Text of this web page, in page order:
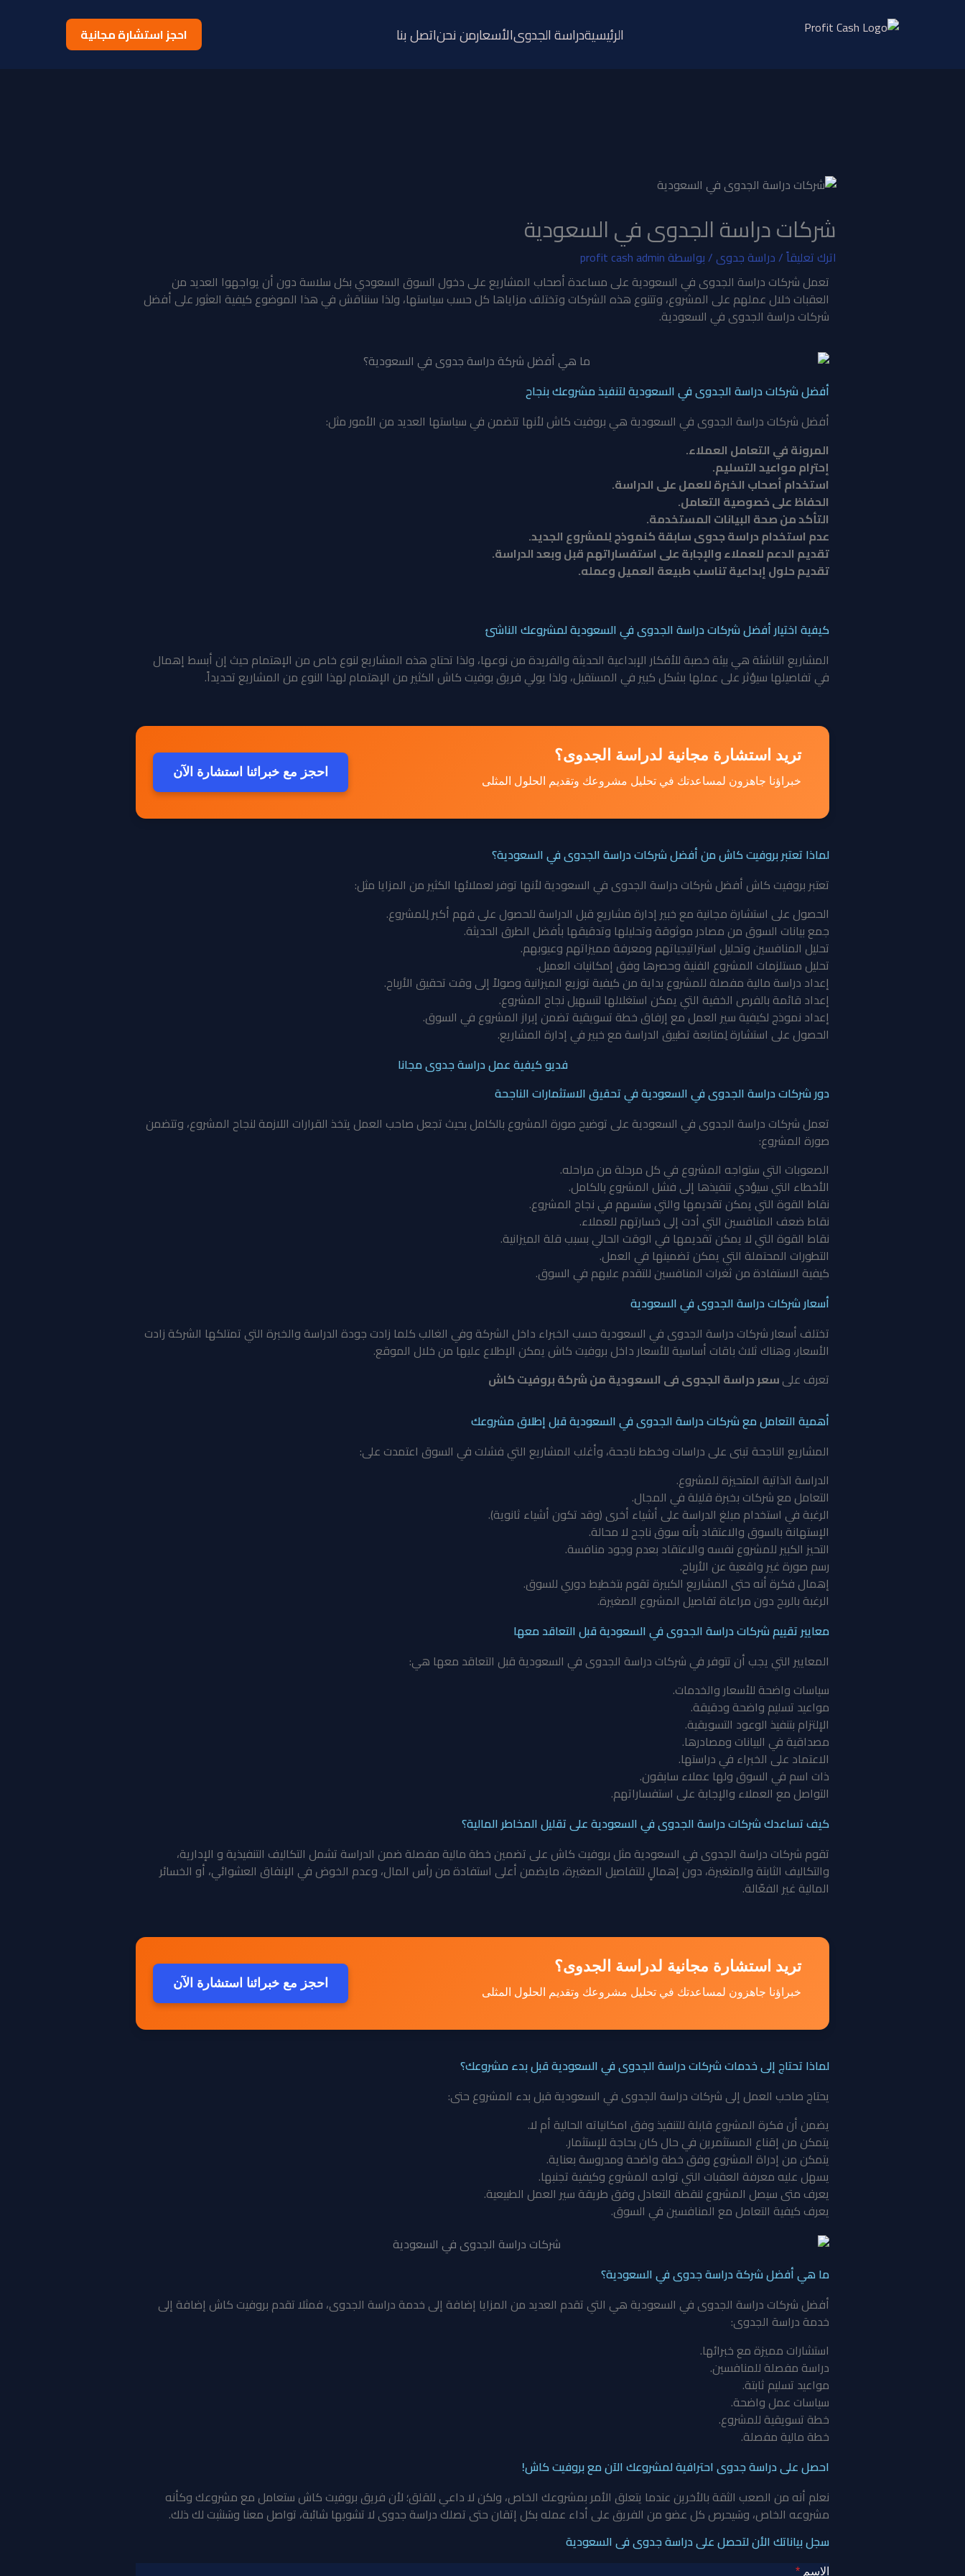
الرئيسيةدراسة الجدوىالأسعارمن نحناتصل بنا احجز استشارة مجانية
شركات دراسة الجدوى في السعودية
اترك تعليقاً/دراسة جدوى/ بواسطةprofit cash admin
تعمل شركات دراسة الجدوى في السعودية على مساعدة أصحاب المشاريع على دخول السوق السعودي بكل سلاسة دون أن يواجهوا العديد من
العقبات خلال عملهم على المشروع، وتتنوع هذه الشركات وتختلف مزاياها كل حسب سياستها، ولذا سنناقش في هذا الموضوع كيفية العثور على أفضل
شركات دراسة الجدوى في السعودية.
أفضل شركات دراسة الجدوى في السعودية لتنفيذ مشروعك بنجاح
أفضل شركات دراسة الجدوى في السعودية هي بروفيت كاش لأنها تتضمن في سياستها العديد من الأمور مثل:
المرونة في التعامل العملاء.
إحترام مواعيد التسليم.
استخدام أصحاب الخبرة للعمل على الدراسة.
الحفاظ على خصوصية التعامل.
التأكد من صحة البيانات المستخدمة.
عدم استخدام دراسة جدوى سابقة كنموذج لِلمشروع الجديد.
تقديم الدعم للعملاء والإجابة على استفساراتهم قبل وبعد الدراسة.
تقديم حلول إبداعية تناسب طبيعة العميل وعمله.
كيفية اختيار أفضل شركات دراسة الجدوى في السعودية لمشروعك الناشئ
المشاريع الناشئة هي بيئة خصبة للأفكار الإبداعية الحديثة والفريدة من نوعها، ولذا تحتاج هذه المشاريع لنوع خاص من الإهتمام حيث إن أبسط إهمال
في تفاصيلها سيؤثر على عملها بشكل كبير في المستقبل، ولذا يولي فريق بوفيت كاش الكثير من الإهتمام لهذا النوع من المشاريع تحديداً.
تريد استشارة مجانية لدراسة الجدوى؟
خبراؤنا جاهزون لمساعدتك في تحليل مشروعك وتقديم الحلول المثلى
احجز مع خبرائنا استشارة الآن
لماذا تعتبر بروفيت كاش من أفضل شركات دراسة الجدوى في السعودية؟
تعتبر بروفيت كاش أفضل شركات دراسة الجدوى في السعودية لأنها توفر لعملائها الكثير من المزايا مثل:
الحصول على استشارة مجانية مع خبير إدارة مشاريع قبل الدراسة للحصول على فهم أكبر لِلمشروع.
جمع بيانات السوق من مصادر موثوقة وتحليلها وتدقيقها بأفضل الطرق الحديثة.
تحليل المنافسين وتحليل استراتيجياتهم ومعرفة مميزاتهم وعيوبهم.
تحليل مستلزمات المشروع الفنية وحصرها وفق إمكانيات العميل.
إعداد دراسة مالية مفصلة للمشروع بداية من كيفية توزيع الميزانية وصولاً إلى وقت تحقيق الأرباح.
إعداد قائمة بالفرص الخفية التي يمكن استغلالها لتسهيل نجاح المشروع.
إعداد نموذج لكيفية سير العمل مع إرفاق خطة تسويقية تضمن إبراز المشروع في السوق.
الحصول على استشارة لِمتابعة تطبيق الدراسة مع خبير في إدارة المشاريع.
فديو كيفية عمل دراسة جدوى مجانا
دور شركات دراسة الجدوى في السعودية في تحقيق الاستثمارات الناجحة
تعمل شركات دراسة الجدوى في السعودية على توضيح صورة المشروع بالكامل بحيث تجعل صاحب العمل يتخذ القرارات اللازمة لنجاح المشروع، وتتضمن
صورة المشروع:
الصعوبات التي ستواجه المشروع في كل مرحلة من مراحله.
الأخطاء التي سيؤدي تنفيذها إلى فشل المشروع بالكامل.
نقاط القوة التي يمكن تقديمها والتي ستسهم في نجاح المشروع.
نقاط ضعف المنافسين التي أدت إلى خسارتهم للعملاء.
نقاط القوة التي لا يمكن تقديمها في الوقت الحالي بسبب قلة الميزانية.
التطورات المحتملة التي يمكن تضمينها في العمل.
كيفية الاستفادة من ثغرات المنافسين للتقدم عليهم في السوق.
أسعار شركات دراسة الجدوى في السعودية
تختلف أسعارشركات دراسة الجدوى في السعودية حسب الخبراء داخل الشركة وفي الغالب كلما زادت جودة الدراسة والخبرة التي تمتلكها الشركة زادت
الأسعار، وهناك ثلاث باقات أساسية للأسعار داخل بروفيت كاش يمكن الإطلاع عليها من خلال الموقع.
تعرف علىسعر دراسة الجدوى فى السعودية من شركة بروفيت كاش
أهمية التعامل مع شركات دراسة الجدوى في السعودية قبل إطلاق مشروعك
المشاريع الناجحة تبنى على دراسات وخطط ناجحة، وأغلب المشاريع التي فشلت في السوق اعتمدت على:
الدراسة الذاتية المتحيزة للمشروع.
التعامل مع شركات بخبرة قليلة في المجال.
الرغبة في استخدام مبلغ الدراسة على أشياء أخرى (وقد تكون أشياء ثانوية).
الإستهانة بالسوق والاعتقاد بأنه سوق ناجح لا محالة.
التحيز الكبير للمشروع نفسه والاعتقاد بعدم وجود منافسة.
رسم صورة غير واقعية عن الأرباح.
إهمال فكرة أنه حتى المشاريع الكبيرة تقوم بتخطيط دوري للسوق.
الرغبة بالربح دون مراعاة تفاصيل المشروع الصغيرة.
معايير تقييم شركات دراسة الجدوى في السعودية قبل التعاقد معها
المعايير التي يجب أن تتوفر في شركات دراسة الجدوى في السعودية قبل التعاقد معها هي:
سياسات واضحة للأسعار والخدمات.
مواعيد تسليم واضحة ودقيقة.
الإلتزام بتنفيذ الوعود التسويقية.
مصداقية في البيانات ومصادرها.
الاعتماد على الخبراء في دراستها.
ذات اسم في السوق ولها عملاء سابقون.
التواصل مع العملاء والإجابة على استفساراتهم.
كيف تساعدك شركات دراسة الجدوى في السعودية على تقليل المخاطر المالية؟
تقوم شركات دراسة الجدوى في السعودية مثل بروفيت كاش على تضمين خطة مالية مفصلة ضمن الدراسة تشمل التكاليف التنفيذية و الإدارية،
والتكاليف الثابتة والمتغيرة، دون إهمالٍ للتفاصيل الصغيرة، مايضمن أعلى استفادة من رأس المال، وعدم الخوض في الإنفاق العشوائي، أو الخسائر
المالية غير الفعّالة.
تريد استشارة مجانية لدراسة الجدوى؟
خبراؤنا جاهزون لمساعدتك في تحليل مشروعك وتقديم الحلول المثلى
احجز مع خبرائنا استشارة الآن
لماذا تحتاج إلى خدمات شركات دراسة الجدوى في السعودية قبل بدء مشروعك؟
يحتاج صاحب العمل إلى شركات دراسة الجدوى في السعودية قبل بدء المشروع حتى:
يضمن أن فكرة المشروع قابلة للتنفيذ وفق امكانياته الحالية أم لا.
يتمكن من إقناع المستثمرين في حال كان بحاجة للإستثمار.
يتمكن من إدراة المشروع وفق خطة واضحة ومدروسة بعناية.
يسهل عليه معرفة العقبات التي تواجه المشروع وكيفية تجنبها.
يعرف متى سيصل المشروع لنقطة التعادل وفق طريقة سير العمل الطبيعية.
يعرف كيفية التعامل مع المنافسين في السوق.
ما هي أفضل شركة دراسة جدوى في السعودية؟
أفضل شركات دراسة الجدوى في السعودية هي التي تقدم العديد من المزايا إضافة إلى خدمة دراسة الجدوى، فمثلا تقدم بروفيت كاش إضافة إلى
خدمة دراسة الجدوى:
استشارات مميزة مع خبرائها.
دراسة مفصلة للمنافسين.
مواعيد تسليم ثابتة.
سياسات عمل واضحة.
خطة تسويقية للمشروع.
خطة مالية مفصلة.
احصل على دراسة جدوى احترافية لمشروعك الآن مع بروفيت كاش!
نعلم أنه من الصعب الثقة بالأخرين عندما يتعلق الأمر بمشروعك الخاص، ولكن لا داعي للقلق؛ لأن فريق بروفيت كاش ستعامل مع مشروعك وكأنه
مشروعه الخاص، وسَيحرص كل عضو من الفريق على أداء عمله بكل إتقان حتى تصلك دراسة جدوى لا تشوبها شائبة، تواصل معنا وسَنثبت لك ذلك.
سجل بياناتك الأن لتحصل على دراسة جدوى فى السعودية
الاسم *